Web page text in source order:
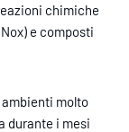
chimiche
e composti
molto
durante i mesi